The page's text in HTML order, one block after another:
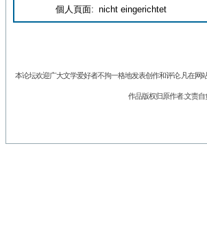
個人頁面: nicht eingerichtet
本论坛欢迎广大文学爱好者不拘一格地发表创作和评论.凡在网
作品版权归原作者.文责